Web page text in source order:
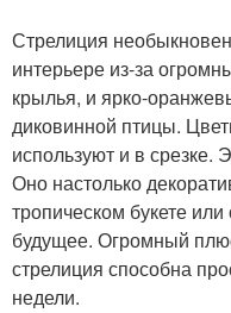
Стрелиция
интерьере из-за
крылья, и ярко-
диковинной птицы.
используют и в
Оно настолько
тропическом букете
будущее. Огромный
стрелиция способна
недели.